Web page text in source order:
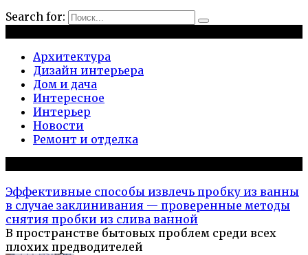
Search for:
Архитектура
Дизайн интерьера
Дом и дача
Интересное
Интерьер
Новости
Ремонт и отделка
Эффективные способы извлечь пробку из ванны
в случае заклинивания — проверенные методы
снятия пробки из слива ванной
В пространстве бытовых проблем среди всех
плохих предводителей